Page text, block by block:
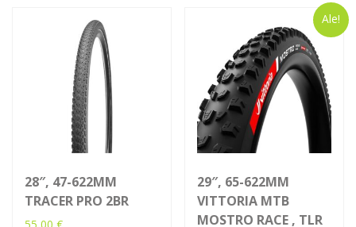
28″, 47-622MM
TRACER PRO 2BR
Ale!
29″, 65-622MM
VITTORIA MTB
MOSTRO RACE , TLR